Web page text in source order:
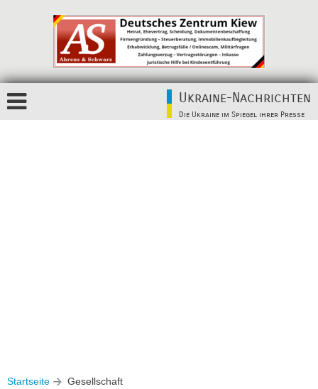
Ukraine-Nachrichten
Die Ukraine im Spiegel ihrer Presse
Startseite Gesellschaft